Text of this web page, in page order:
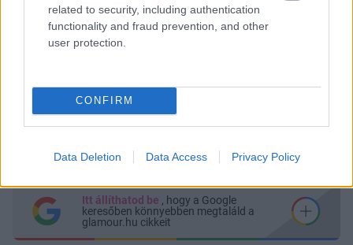
related to security, including authentication
functionality and fraud prevention, and other
user protection.
CONFIRM
Data Deletion Data Access Privacy Policy
Messengeren
Itt állíthatod be , hogy a Google
keresőben könnyebben megtaláld a
glamour.hu cikkeit